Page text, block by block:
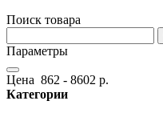
Поиск товара
Параметры
Цена 862 - 8602 р.
Категории